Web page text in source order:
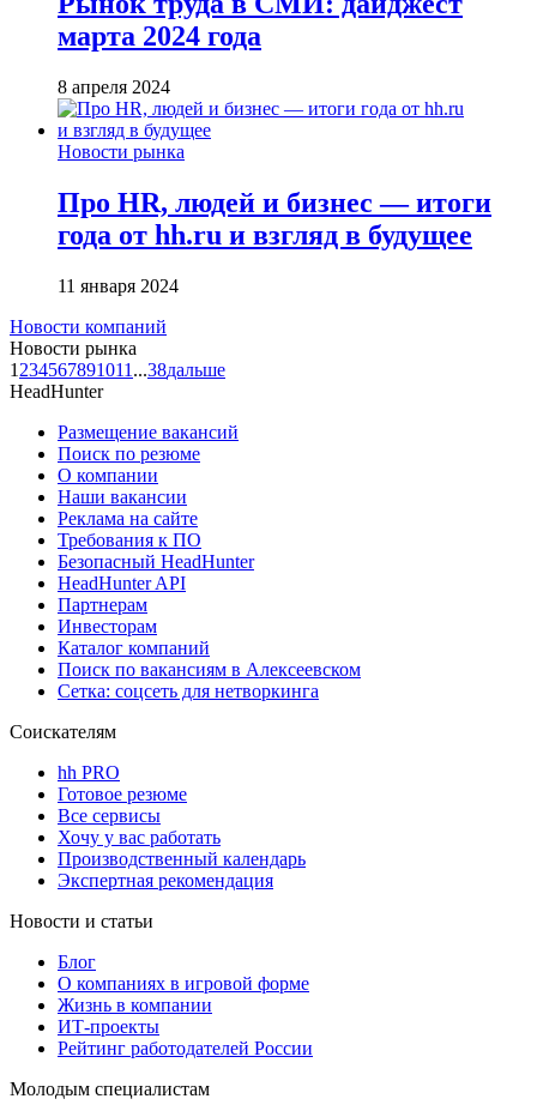
марта 2024 года
8 апреля 2024
Новости рынка
Про HR, людей и бизнес — итоги
года от hh.ru и взгляд в будущее
11 января 2024
Новости компаний
Новости рынка
1 234567891011 ...38дальше
HeadHunter
Размещение вакансий
Поиск по резюме
О компании
Наши вакансии
Реклама на сайте
Требования к ПО
Безопасный HeadHunter
HeadHunter API
Партнерам
Инвесторам
Каталог компаний
Поиск по вакансиям в Алексеевском
Сетка: соцсеть для нетворкинга
Соискателям
hh PRO
Готовое резюме
Все сервисы
Хочу у вас работать
Производственный календарь
Экспертная рекомендация
Новости и статьи
Блог
О компаниях в игровой форме
Жизнь в компании
ИТ-проекты
Рейтинг работодателей России
Молодым специалистам